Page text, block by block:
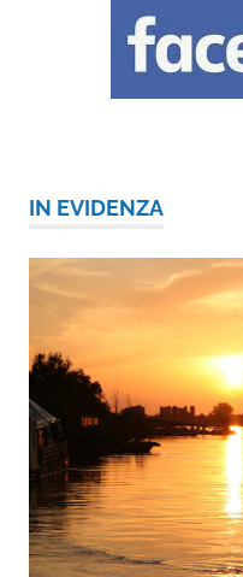
IN EVIDENZA